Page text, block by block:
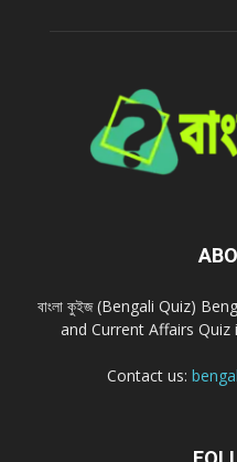
বাংলা কুইজ (Bengali Quiz)
and Current Affairs
Contact us: